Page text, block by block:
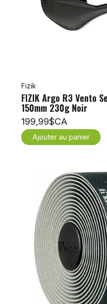
Fizik
FIZIK Argo R3 Vento
150mm 230g Noir
199,99$CA
Ajouter au panier